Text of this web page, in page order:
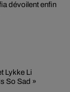
dévoilent enfin
Lykke Li
So Sad »